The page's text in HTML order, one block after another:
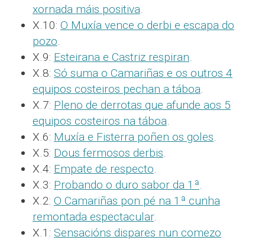
xornada máis positiva
X.10: O Muxía vence o derbi e escapa do
pozo
X.9: Esteirana e Castriz respiran
X.8: Só suma o Camariñas e os outros 4
equipos costeiros pechan a táboa
X.7: Pleno de derrotas que afunde aos 5
equipos costeiros na táboa
X.6: Muxía e Fisterra poñen os goles
X.5: Dous fermosos derbis
X.4: Empate de respecto
X.3: Probando o duro sabor da 1ª
X.2: O Camariñas pon pé na 1ª cunha
remontada espectacular.
X.1: Sensacións dispares nun comezo